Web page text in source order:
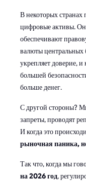
В некоторых странах
цифровые активы.
обеспечивают
валюты центральных
укрепляет доверие, и
большей
больше денег.
С другой стороны?
запреты, проводят
И когда это
рыночная паника,
Так что, когда мы
на 2026 год,